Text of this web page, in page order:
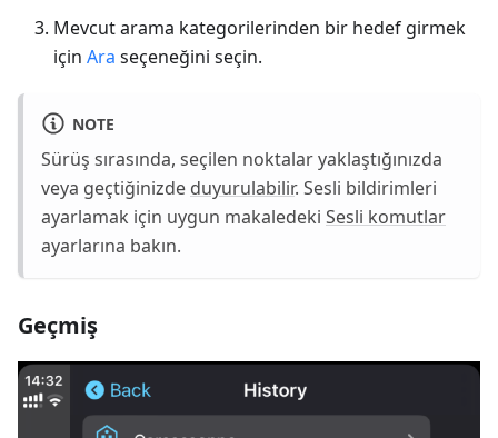
Mevcut arama kategorilerinden bir hedef girmek
için Ara seçeneğini seçin.
NOTE
Sürüş sırasında, seçilen noktalar yaklaştığınızda
veya geçtiğinizde duyurulabilir. Sesli bildirimleri
ayarlamak için uygun makaledeki Sesli komutlar
ayarlarına bakın.
Geçmiş